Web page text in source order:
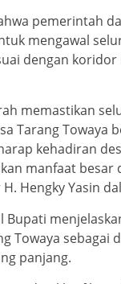
pemerintah
mengawal
dengan koridor
memastikan
Tarang Towaya
kehadiran
manfaat besar
Hengky Yasin
Bupati
Towaya sebagai
panjang.